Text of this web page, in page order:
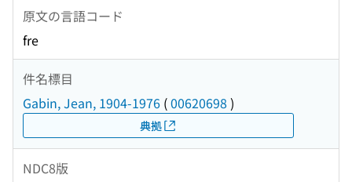
原文の言語コード
fre
件名標目
Gabin, Jean, 1904-1976 (00620698 )
典拠
NDC8版